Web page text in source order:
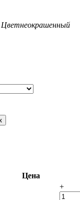
Цветнеокрашенный
Цена
+